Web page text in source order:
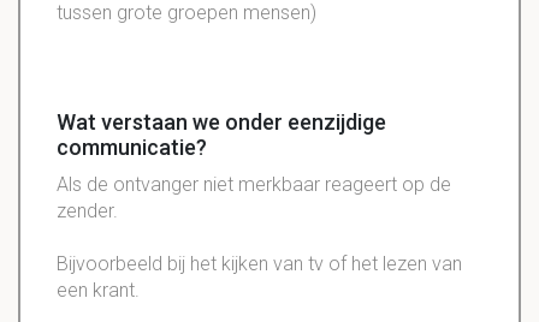
tussen grote groepen mensen)
Wat verstaan we onder eenzijdige
communicatie?
Als de ontvanger niet merkbaar reageert op de
zender.
Bijvoorbeeld bij het kijken van tv of het lezen van
een krant.